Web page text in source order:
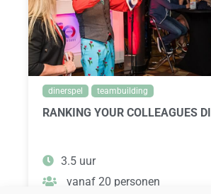
dinerspel teambuilding
RANKING YOUR COLLEAGUES
3.5 uur
vanaf 20 personen